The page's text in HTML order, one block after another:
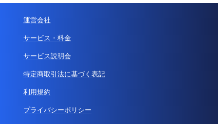
運営会社
サービス・料金
サービス説明会
特定商取引法に基づく表記
利用規約
プライバシーポリシー